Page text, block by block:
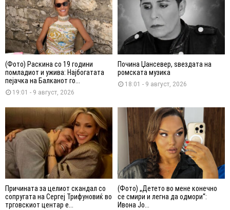
(Фото) Раскина со 19 години
помладиот и ужива: Најбогатата
пејачка на Балканот го...
19:01 - 9 август, 2026
Почина Џансевер, ѕвездата на
ромската музика
18:01 - 9 август, 2026
Причината за целиот скандал со
сопругата на Сергеј Трифуновиќ во
трговскиот центар е...
(Фото) „Детето во мене конечно
се смири и легна да одмори“:
Ивона Јо...